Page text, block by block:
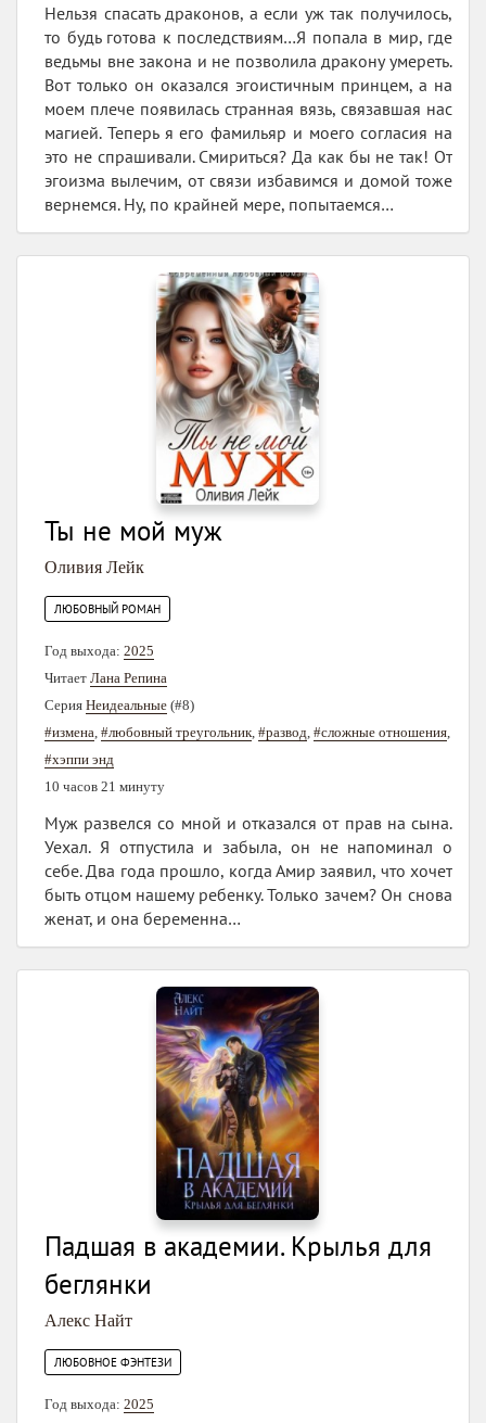
Нельзя спасать драконов, а если уж так получилось,
то будь готова к последствиям…Я попала в мир, где
ведьмы вне закона и не позволила дракону умереть.
Вот только он оказался эгоистичным принцем, а на
моем плече появилась странная вязь, связавшая нас
магией. Теперь я его фамильяр и моего согласия на
это не спрашивали. Смириться? Да как бы не так! От
эгоизма вылечим, от связи избавимся и домой тоже
вернемся. Ну, по крайней мере, попытаемся…
Ты не мой муж
Оливия Лейк
ЛЮБОВНЫЙ РОМАН
Год выхода: 2025
Читает Лана Репина
Серия Неидеальные (#8)
#измена, #любовный треугольник, #развод, #сложные отношения,
#хэппи энд
10 часов 21 минуту
Муж развелся со мной и отказался от прав на сына.
Уехал. Я отпустила и забыла, он не напоминал о
себе. Два года прошло, когда Амир заявил, что хочет
быть отцом нашему ребенку. Только зачем? Он снова
женат, и она беременна…
Падшая в академии. Крылья для
беглянки
Алекс Найт
ЛЮБОВНОЕ ФЭНТЕЗИ
Год выхода: 2025